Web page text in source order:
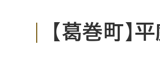
【葛巻町】